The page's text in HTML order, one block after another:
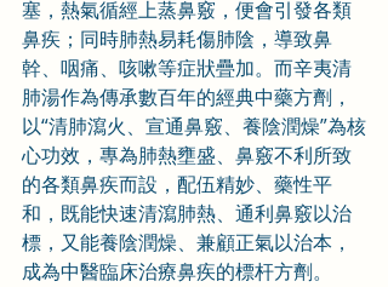
塞，熱氣循經上蒸鼻竅，便會引發各類
鼻疾；同時肺熱易耗傷肺陰，導致鼻
幹、咽痛、咳嗽等症狀疊加。而辛夷清
肺湯作為傳承數百年的經典中藥方劑，
以“清肺瀉火、宣通鼻竅、養陰潤燥”為核
心功效，專為肺熱壅盛、鼻竅不利所致
的各類鼻疾而設，配伍精妙、藥性平
和，既能快速清瀉肺熱、通利鼻竅以治
標，又能養陰潤燥、兼顧正氣以治本，
成為中醫臨床治療鼻疾的標杆方劑。